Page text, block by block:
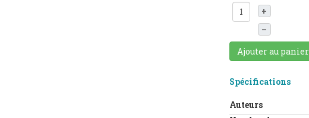
+
–
Ajouter au panier
Spécifications
Auteurs